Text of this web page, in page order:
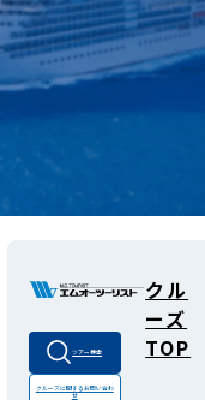
ツアー検索
クルーズに関するお問い合わ
せ
クル
ーズ
TOP